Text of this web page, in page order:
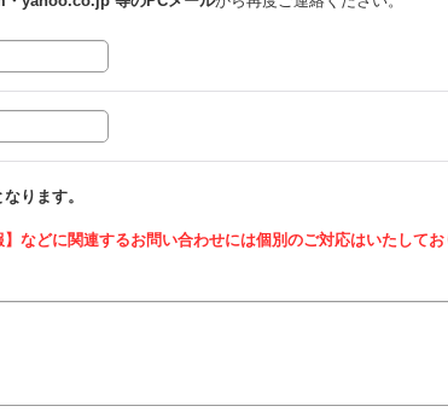
ります。
】などに関連するお問い合わせには個別のご対応はいたしてお